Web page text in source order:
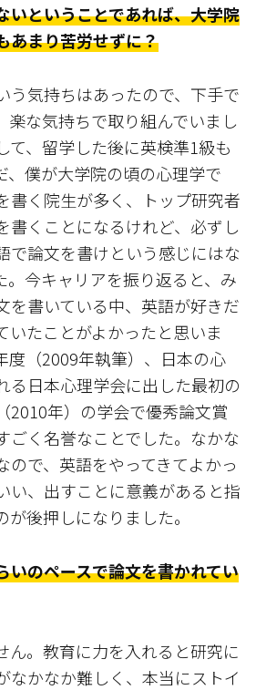
いということであれば、大学院
あまり苦労せずに？
う気持ちはあったので、下手で
楽な気持ちで取り組んでいまし
て、留学した後に英検準1級も
、僕が大学院の頃の心理学で
書く院生が多く、トップ研究者
書くことになるけれど、必ずし
で論文を書けという感じにはな
。今キャリアを振り返ると、み
を書いている中、英語が好きだ
いたことがよかったと思いま
度（2009年執筆）、日本の心
る日本心理学会に出した最初の
2010年）の学会で優秀論文賞
ごく名誉なことでした。なかな
ので、英語をやってきてよかっ
い、出すことに意義があると指
後押しになりました。
いのペースで論文を書かれてい
ん。教育に力を入れると研究に
なかなか難しく、本当にストイ